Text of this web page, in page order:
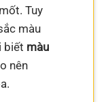
Tuy
màu
biết màu
nên